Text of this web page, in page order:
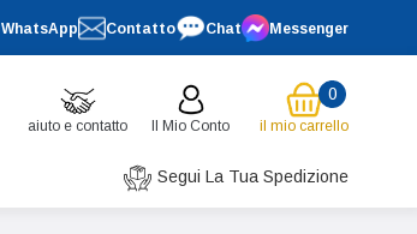
WhatsApp Contatto Chat Messenger
aiuto e contatto Il Mio Conto
0
il mio carrello
Segui La Tua Spedizione